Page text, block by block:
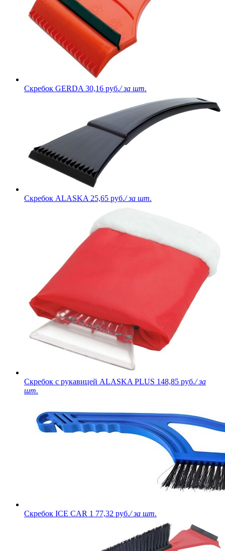
Скребок GERDA 30,16 руб./ за шт.
Скребок ALASKA 25,65 руб./ за шт.
Скребок с рукавицей ALASKA PLUS 148,85 руб./ за
шт.
Скребок ICE CAR 1 77,32 руб./ за шт.